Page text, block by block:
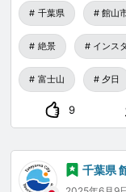
望向哪裡，既新奇
乎都躺著看，格
彿館山的花火節
祭典上的攤販更
人看什麼都想吃
互動，讓人倍感
而那些美食的滋味
千葉県の館山花火
た。今年は例年
一番の見どころ
るように輝く花火
特に印象に残っ
を呑む美しさで
7月7日(月)19:06
7月8日(火)19:05
7月9日(水)19:05
7月10日(木)19:05
7月11日(金
7月12日(土
7月13日(日
7月14日(月
千葉県 館山
絶景 インス
富士山 夕日
9
千葉県